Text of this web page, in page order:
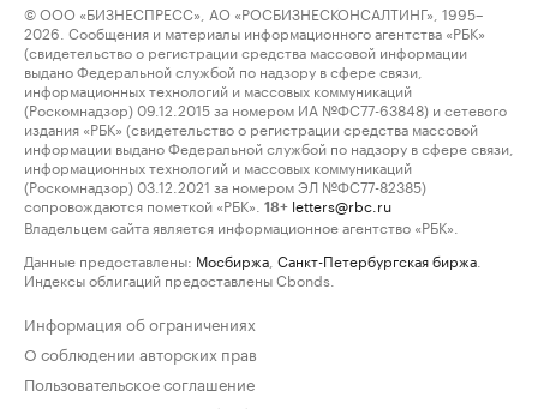
© ООО «БИЗНЕСПРЕСС», АО «РОСБИЗНЕСКОНСАЛТИНГ», 1995–
2026. Сообщения и материалы информационного агентства «РБК»
(свидетельство о регистрации средства массовой информации
выдано Федеральной службой по надзору в сфере связи,
информационных технологий и массовых коммуникаций
(Роскомнадзор) 09.12.2015 за номером ИА №ФС77-63848) и сетевого
издания «РБК» (свидетельство о регистрации средства массовой
информации выдано Федеральной службой по надзору в сфере связи,
информационных технологий и массовых коммуникаций
(Роскомнадзор) 03.12.2021 за номером ЭЛ №ФС77-82385)
сопровождаются пометкой «РБК».
18+ letters@rbc.ru
Владельцем сайта является информационное агентство «РБК».
Данные предоставлены: Мосбиржа Санкт-Петербургская биржа
Индексы облигаций предоставлены Cbonds.
Информация об ограничениях
О соблюдении авторских прав
Пользовательское соглашение